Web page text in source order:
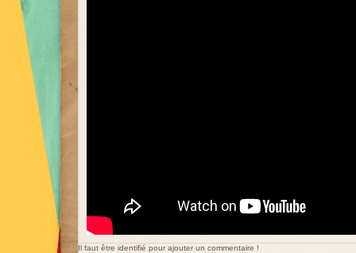
Il faut être identifié pour ajouter un commentaire !